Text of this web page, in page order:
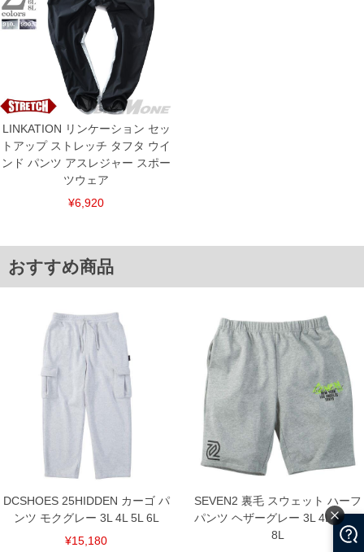
返品交換希望の方は、商品到着後1週間以内にご連絡ください。
下着(肌着)やワイシャツは商品の性質上、返品交換不可とさせて頂いております。予め
ご了承くださいませ。
※【ボトムの裾上げをご希望の場合】
裾上げ料金は500円+税となります。
備考欄に股下●cmとご記入下さい。（裾上げ無料対象商品は1本につき税込6,000円以
上の品が対象。1本5,999円以下の商品は有料（500円+税）となります。）
出荷まで約1週間～20日間程お時間を頂く場合がございます。
一部、お直しに対応出来ない商品がございます。(例：裾にファスナーや調節ひもが付
いている、極端なデザインが施されている等)
※商品によって若干のサイズの誤差がございます。また、お客様がご使用の環境（コ
ンピュータ画面）によって、商品の色味が若干異なる場合がございます。予めご了承
※当店での掲載商品は、実店鋪と在庫を共用しておりますので店頭での売り違い、店
連絡させて頂きますので予めご了承ください。
LINKATION リンケーション セッ
トアップ ストレッチ タフタ ウイ
ンド パンツ アスレジャー スポー
ツウェア
¥6,920
おすすめ商品
DCSHOES 25HIDDEN カーゴ パ
ンツ モクグレー 3L 4L 5L 6L
¥15,180
SEVEN2 裏毛 スウェット ハーフ
パンツ ヘザーグレー 3L 4L 5L 6L
8L